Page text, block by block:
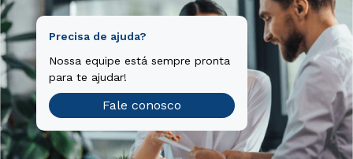
Precisa de ajuda?
Nossa equipe está sempre pronta
para te ajudar!
Fale conosco